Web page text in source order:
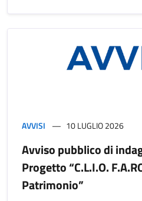
AVVISI 10 LUGLIO 2026
Avviso pubblico di
Progetto “C.L.I.O.
Patrimonio”